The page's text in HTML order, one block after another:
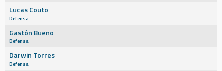
Lucas Couto
Defensa
Gastón Bueno
Defensa
Darwin Torres
Defensa